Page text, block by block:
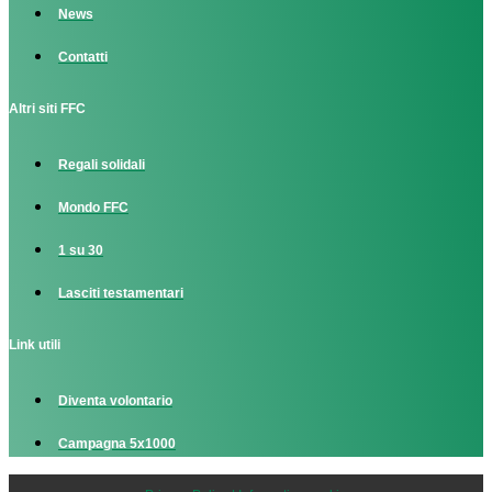
News
Contatti
Altri siti FFC
Regali solidali
Mondo FFC
1 su 30
Lasciti testamentari
Link utili
Diventa volontario
Campagna 5x1000